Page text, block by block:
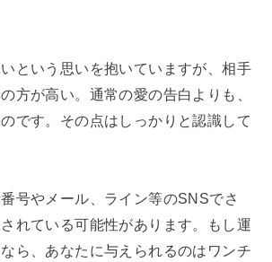
という思いを抱いていますが、相手
方が高い。通常の愛の告白よりも、
です。その点はしっかりと認識して
号やメール、ライン等のSNSでさ
れている可能性があります。もし運
ら、あなたに与えられるのはワンチ